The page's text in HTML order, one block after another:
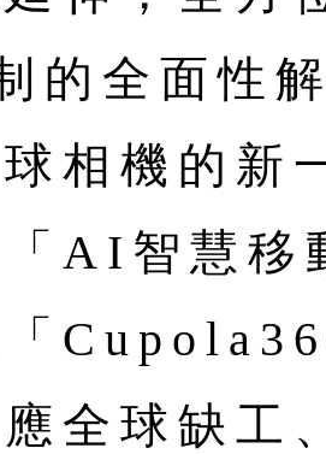
的全面性
相機的新
AI智慧移
全球缺工